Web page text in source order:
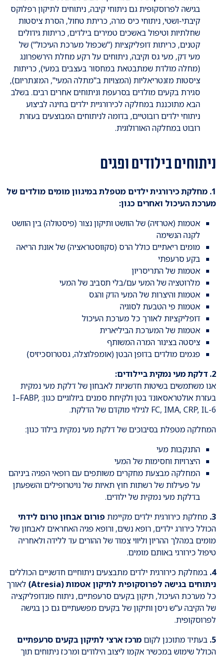
בגישה לפרוסקופית גם ניתוחי קיבה, ניתוחים לתיקון רפלוקס
קיבתי-ושטי, ניתוחי כיס מרה, כריתת טחול, הסרת ציסטות
שחלתיות וטיפול באשכים טמירים בילדים, כריתות גידולים
קטנים, כריתות דופליקציות ("שכפול מערכת העיכול") של
מעי דק, מעי גס וקיבה, ניתוחים על רקע מחלת הירשפרונג
(מחלה מולדת שמתבטאת במחסור בעצבים במעי), כריתות
ציסטות מזנטריאליות (המצויות ב"מתלה המעי", המזנתריום),
סגירת בקעים מולדים בסרעפת וניתוחים אחרים רבים. בשלב
הבא מתוכננת במחלקה לכירורגיית ילדים בחינה לביצוע
ניתוחי ילדים רובוטיים, בדומה לניתוחים המבוצעים בעזרת
רובוט במחלקה האורולוגית.
ניתוחים בילודים ופגים
1. מחלקת כירורגית ילדים מטפלת במיגוון מומים מולדים של
מערכת העיכול ואחרים כגון:
אטמות (אטרזיה) של הוושט ותיקון נצור (פיסטולה) בין הוושט
לקנה הנשימה
מומים ריאתיים כולל הרס (סקווסטראציה) של אונת הריאה
בקע סרעפתי
אטמות של התריסריון
מלרוטציה של המעי עם/בלי תסביב של המעי
אטמות והיצרות של המעי הדק והגס
אטמות פי הטבעת לסוגיה
דופליקציות לאורך כל מערכת העיכול
אטמות של המערכת הביליארית
ציסטה בצינור המרה המשותף
פגמים מולדים בדופן הבטן (אומפלוצלה, גסטרוסכיזיס)
2. דלקת מעי נמקית ביילודים:
אנו משתמשים בשיטות חדשניות לאבחון של דלקת מעי נמקית
בעזרת אולטראסאונד בטן ולקיחת סמנים ביולוגיים כגון: I–FABP,
FC, IMA, CRP, IL-6 לגילוי מוקדם של הדלקת.
המחלקה מטפלת בסיבוכים של דלקת מעי נמקית בילוד כגון:
התנקבות מעי
היצרויות וחסימות של המעי
המחלקה מבצעת מחקרים משותפים עם רופאי הפגיה ביניהם
על פעילות של רשתות חוץ תאיות של נויטרופילים והשפעתן
בדלקת מעי נמקית של ילודים.
3. מחלקת כירורגית ילדים מקיימת פורום אבחון טרום לידתי
הכולל כירורג ילדים, רופא נשים, ורופא פגיה האחראים לאבחון של
מומים במהלך ההריון וליווי צמוד של ההורים עד ללידה ולאחריה
טיפול כירורגי באותם מומים.
4. במחלקת כירורגית ילדים מתבצעים ניתוחיים חדשניים הכוללים
ניתוחים בגישה לפרוסקופית לתיקון אטמות (Atresia)
לאורך
כל מערכת העיכול, תיקון בקעים סרעפתיים, ניתוח פונדופליקציה
של הקיבה ע"ש ניסן ותיקון של בקעים מפשעתיים גם כן בגישה
לפרוסקופית.
5. בעתיד מתוכנן לקוםמרכז ארצי לתיקון בקעים סרעפתיים
הכולל שימוש במכשיר אקמו ליצוב הילודים ומרכז ניתוחים תוך